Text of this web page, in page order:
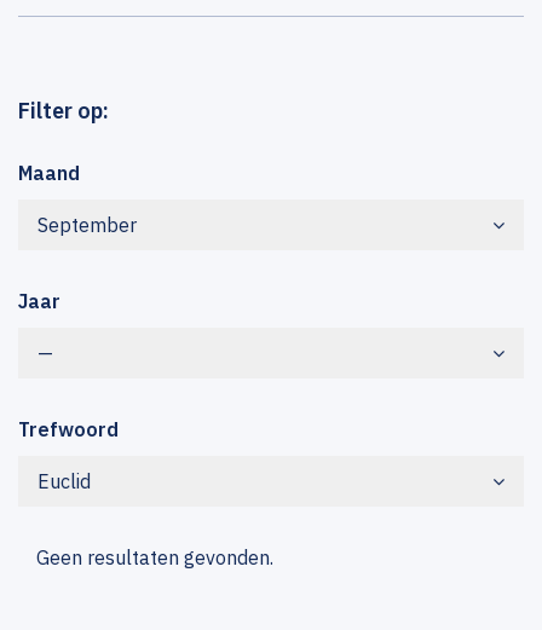
Filter op:
Maand
September
Jaar
—
Trefwoord
Euclid
Geen resultaten gevonden.